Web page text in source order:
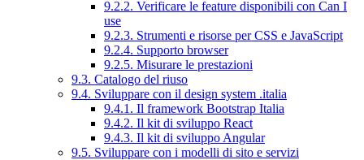
9.2.2. Verificare le feature disponibili con Can I
use
9.2.3. Strumenti e risorse per CSS e JavaScript
9.2.4. Supporto browser
9.2.5. Misurare le prestazioni
9.3. Catalogo del riuso
9.4. Sviluppare con il design system .italia
9.4.1. Il framework Bootstrap Italia
9.4.2. Il kit di sviluppo React
9.4.3. Il kit di sviluppo Angular
9.5. Sviluppare con i modelli di sito e servizi